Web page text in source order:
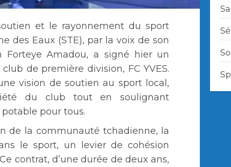
et le rayonnement du sport
des Eaux (STE), par la voix de son
Forteye Amadou, a signé hier un
de première division, FC YVES.
vision de soutien au sport local,
du club tout en soulignant
potable pour tous.
de la communauté tchadienne, la
le sport, un levier de cohésion
contrat, d’une durée de deux ans,